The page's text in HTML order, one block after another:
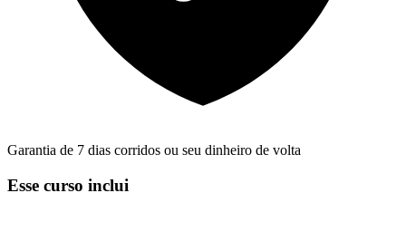
Garantia de 7 dias corridos ou seu dinheiro de volta
Esse curso inclui